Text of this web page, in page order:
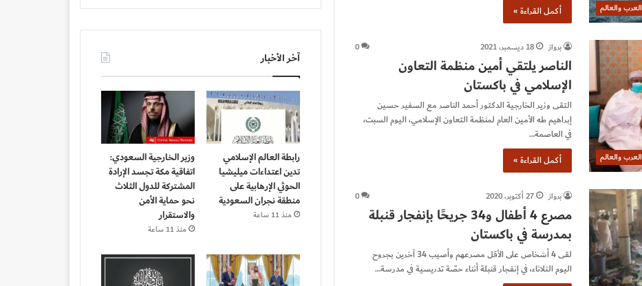
العرب والعالم
أكمل القراءة »
العرب والعالم
برواز 18 ديسمبر، 2021 0
الناصر يلتقي أمين منظمة التعاون
الإسلامي في باكستان
التقى وزير الخارجية الدكتور أحمد الناصر مع السفير حسين
إبراهيم طه الأمين العام لمنظمة التعاون الإسلامي، اليوم السبت،
في العاصمة…
أكمل القراءة »
برواز 27 أكتوبر، 2020 0
مصرع 4 أطفال و34 جريحًا بإنفجار قنبلة
بمدرسة في باكستان
لقى 4 أشخاص على الأقل مصرعهم وأصيب 34 آخرين بجروح
اليوم الثلاثاء، في إنفجار قنبلة أثناء حصّة تدريسية في مدرسة…
آخر الأخبار
رابطة العالم الإسلامي
تدين اعتداءات ميليشيا
الحوثي الإرهابية على
منطقة نجران السعودية
منذ 11 ساعة
وزير الخارجية السعودي:
اتفاقية مكة تجسد الإرادة
المشتركة للدول الثلاث
نحو حماية الأمن
والاستقرار
منذ 11 ساعة